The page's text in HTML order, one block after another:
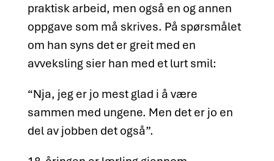
praktisk arbeid, men også en og annen
oppgave som må skrives. På spørsmålet
om han syns det er greit med en
avveksling sier han med et lurt smil:
“Nja, jeg er jo mest glad i å være
sammen med ungene. Men det er jo en
del av jobben det også”.